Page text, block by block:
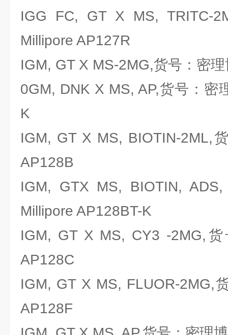
IGG FC, GT X MS, TRITC-
Millipore AP127R
IGM, GT X MS-2MG,货号：密
0GM, DNK X MS, AP,货号：密
K
IGM, GT X MS, BIOTIN-2ML,
AP128B
IGM, GTX MS, BIOTIN,
Millipore AP128BT-K
IGM, GT X MS, CY3 -2MG,
AP128C
IGM, GT X MS, FLUOR-2MG,
AP128F